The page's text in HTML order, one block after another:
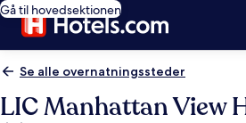
Gå til hovedsektionen
Se alle overnatningssteder
LIC Manhattan View